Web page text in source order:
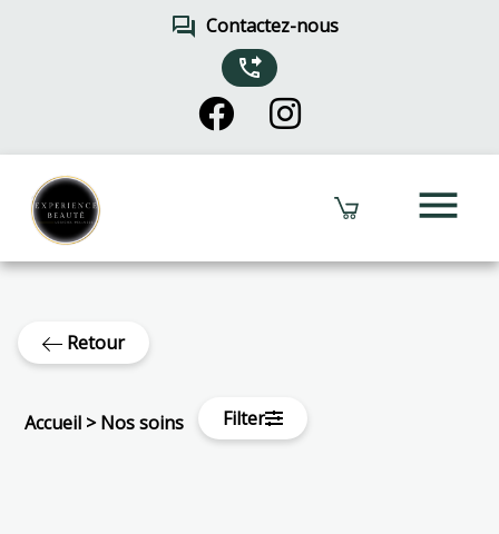
forum Contactez-nous
phone_forwarded
menu
Retour
Accueil >Nos soins Filter